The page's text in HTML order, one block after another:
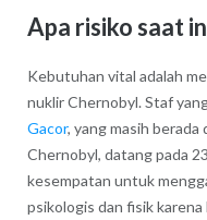
Apa risiko saat
Kebutuhan vital adalah
nuklir Chernobyl. Staf
Gacor, yang masih
Chernobyl, datang pada
kesempatan untuk
psikologis dan fisik